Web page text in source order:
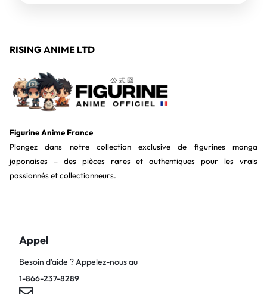
RISING ANIME LTD
Figurine Anime France
Plongez dans notre collection exclusive de figurines manga
japonaises – des pièces rares et authentiques pour les vrais
passionnés et collectionneurs.
Appel
Besoin d’aide ? Appelez-nous au
1-866-237-8289